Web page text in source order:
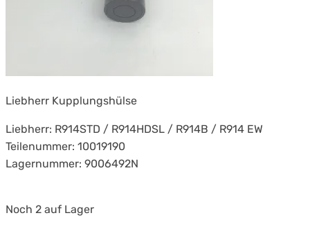
Liebherr Kupplungshülse
Liebherr: R914STD / R914HDSL / R914B / R914 EW
Teilenummer: 10019190
Lagernummer: 9006492N
Noch 2 auf Lager